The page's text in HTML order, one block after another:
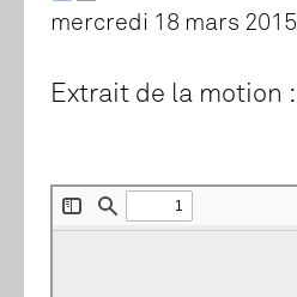
mercredi 18 mars 2015
Extrait de la motion :